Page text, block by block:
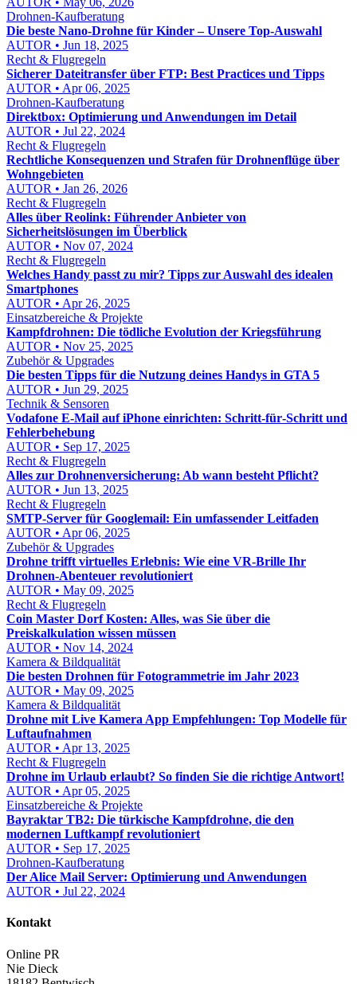
Drohnen-Kaufberatung
Die beste Nano-Drohne für Kinder – Unsere Top-Auswahl
AUTOR • Jun 18, 2025
Recht & Flugregeln
Sicherer Dateitransfer über FTP: Best Practices und Tipps
AUTOR • Apr 06, 2025
Drohnen-Kaufberatung
Direktbox: Optimierung und Anwendungen im Detail
AUTOR • Jul 22, 2024
Recht & Flugregeln
Rechtliche Konsequenzen und Strafen für Drohnenflüge über
Wohngebieten
AUTOR • Jan 26, 2026
Recht & Flugregeln
Alles über Reolink: Führender Anbieter von
Sicherheitslösungen im Überblick
AUTOR • Nov 07, 2024
Recht & Flugregeln
Welches Handy passt zu mir? Tipps zur Auswahl des idealen
Smartphones
AUTOR • Apr 26, 2025
Einsatzbereiche & Projekte
Kampfdrohnen: Die tödliche Evolution der Kriegsführung
AUTOR • Nov 25, 2025
Zubehör & Upgrades
Die besten Tipps für die Nutzung deines Handys in GTA 5
AUTOR • Jun 29, 2025
Technik & Sensoren
Vodafone E‑Mail auf iPhone einrichten: Schritt‑für‑Schritt und
Fehlerbehebung
AUTOR • Sep 17, 2025
Recht & Flugregeln
Alles zur Drohnenversicherung: Ab wann besteht Pflicht?
AUTOR • Jun 13, 2025
Recht & Flugregeln
SMTP-Server für Googlemail: Ein umfassender Leitfaden
AUTOR • Apr 06, 2025
Zubehör & Upgrades
Drohne trifft virtuelles Erlebnis: Wie eine VR-Brille Ihr
Drohnen-Abenteuer revolutioniert
AUTOR • May 09, 2025
Recht & Flugregeln
Coin Master Dorf Kosten: Alles, was Sie über die
Preiskalkulation wissen müssen
AUTOR • Nov 14, 2024
Kamera & Bildqualität
Die besten Drohnen für Fotogrammetrie im Jahr 2023
AUTOR • May 09, 2025
Kamera & Bildqualität
Drohne mit Live Kamera App Empfehlungen: Top Modelle für
Luftaufnahmen
AUTOR • Apr 13, 2025
Recht & Flugregeln
Drohne im Urlaub erlaubt? So finden Sie die richtige Antwort!
AUTOR • Apr 05, 2025
Einsatzbereiche & Projekte
Bayraktar TB2: Die türkische Kampfdrohne, die den
modernen Luftkampf revolutioniert
AUTOR • Sep 17, 2025
Drohnen-Kaufberatung
Der Alice Mail Server: Optimierung und Anwendungen
AUTOR • Jul 22, 2024
Kontakt
Online PR
Nie Dieck